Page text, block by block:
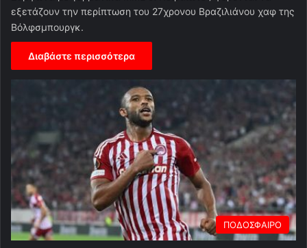
εξετάζουν την περίπτωση του 27χρονου Βραζιλιάνου χαφ της
Βόλφσμπουργκ.
Διαβάστε περισσότερα
ΠΟΔΟΣΦΑΙΡΟ